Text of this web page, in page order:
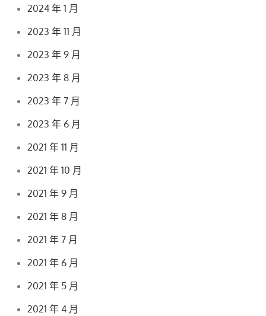
2024 年 1 月
2023 年 11 月
2023 年 9 月
2023 年 8 月
2023 年 7 月
2023 年 6 月
2021 年 11 月
2021 年 10 月
2021 年 9 月
2021 年 8 月
2021 年 7 月
2021 年 6 月
2021 年 5 月
2021 年 4 月